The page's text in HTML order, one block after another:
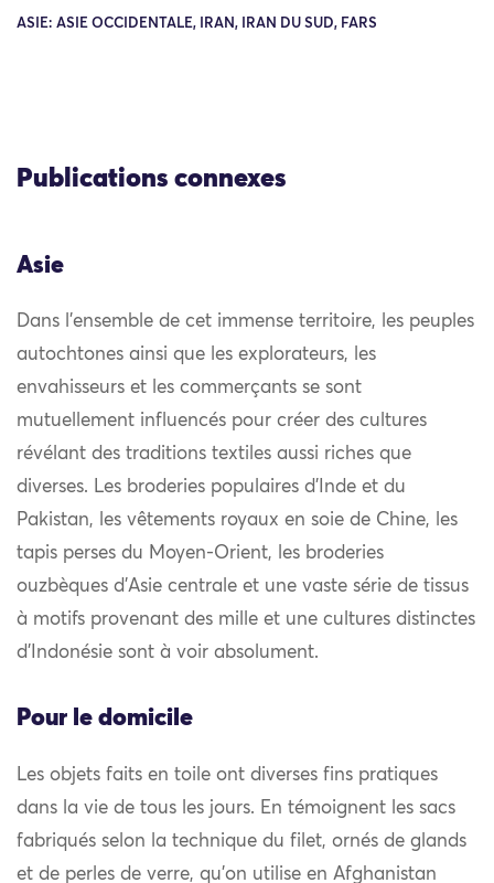
ASIE: ASIE OCCIDENTALE, IRAN, IRAN DU SUD, FARS
Publications connexes
Asie
Dans l’ensemble de cet immense territoire, les peuples
autochtones ainsi que les explorateurs, les
envahisseurs et les commerçants se sont
mutuellement influencés pour créer des cultures
révélant des traditions textiles aussi riches que
diverses. Les broderies populaires d’Inde et du
Pakistan, les vêtements royaux en soie de Chine, les
tapis perses du Moyen-Orient, les broderies
ouzbèques d’Asie centrale et une vaste série de tissus
à motifs provenant des mille et une cultures distinctes
d’Indonésie sont à voir absolument.
Pour le domicile
Les objets faits en toile ont diverses fins pratiques
dans la vie de tous les jours. En témoignent les sacs
fabriqués selon la technique du filet, ornés de glands
et de perles de verre, qu’on utilise en Afghanistan